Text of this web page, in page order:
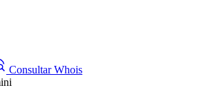
Consultar Whois